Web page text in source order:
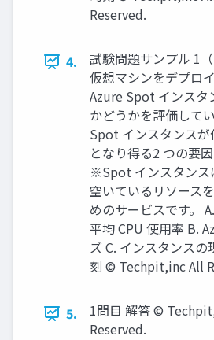
Reserved.
4.
試験問題サンプル 1
仮想マシンをデプロ
Azure Spot インスタ
かどうかを評価して
Spot インスタンスが
となり得る2 つの要
※Spot インスタンス
空いているリソース
めのサービスです。
平均 CPU 使用率 B.
ズ C. インスタンスの
刻 © Techpit,inc All
5.
1問目 解答 ©
Reserved.